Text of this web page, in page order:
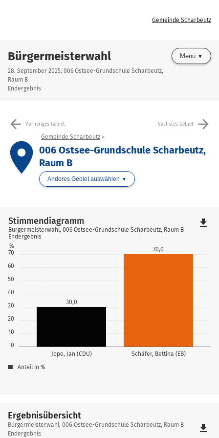
Gemeinde Scharbeutz
Bürgermeisterwahl
28. September 2025, 006 Ostsee-Grundschule Scharbeutz,
Raum B
Endergebnis
Menü
arrow_back Vorheriges Gebiet Nächstes Gebiet arrow_forward
place
Gemeinde Scharbeutz
006 Ostsee-Grundschule Scharbeutz,
Raum B
Anderes Gebiet auswählen
0
10
20
30
40
50
60
70
%
Jope, Jan (CDU) Schäfer, Bettina (EB)
30,0
70,0
Stimmendiagramm
Bürgermeisterwahl, 006 Ostsee-Grundschule Scharbeutz, Raum B
Endergebnis
Anteil in %
file_download
Ergebnisübersicht
Ergebnisübersicht
Bürgermeisterwahl, 006 Ostsee-Grundschule Scharbeutz, Raum B
Endergebnis
file_download